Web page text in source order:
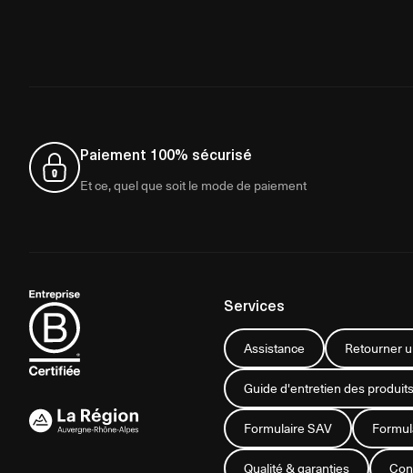
Paiement 100% sécurisé
Et ce, quel que soit le mode de paiement
Services
Assistance Retourner
Guide d'entretien des
Formulaire SAV
Qualité & garanties